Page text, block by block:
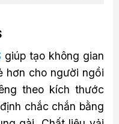
giúp tạo không gian
hơn cho người ngồi
theo kích thước
chắc chắn bằng